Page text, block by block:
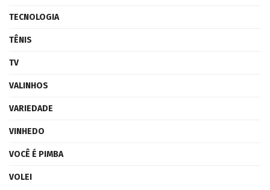
TECNOLOGIA
TÊNIS
TV
VALINHOS
VARIEDADE
VINHEDO
VOCÊ É PIMBA
VOLEI